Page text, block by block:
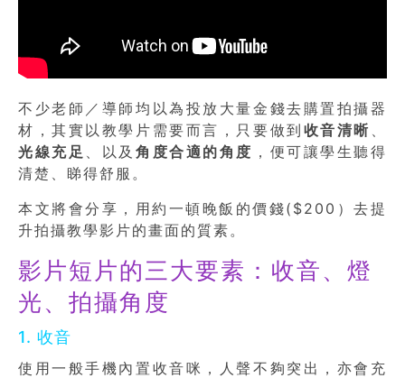
不少老師／導師均以為投放大量金錢去購置拍攝器
材，其實以教學片需要而言，只要做到 收音清晰 、
光線充足 、以及角度合適的角度 ，便可讓學生聽得
清楚、睇得舒服。
本文將會分享，用約一頓晚飯的價錢($200）去提
升拍攝教學影片的畫面的質素。
影片短片的三大要素：收音、燈
光、拍攝角度
1. 收音
使用一般手機內置收音咪，人聲不夠突出，亦會充